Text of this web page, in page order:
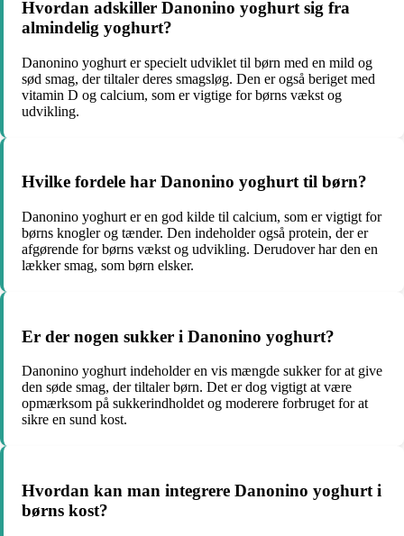
Hvordan adskiller Danonino yoghurt sig fra
almindelig yoghurt?
Danonino yoghurt er specielt udviklet til børn med en mild og
sød smag, der tiltaler deres smagsløg. Den er også beriget med
vitamin D og calcium, som er vigtige for børns vækst og
udvikling.
Hvilke fordele har Danonino yoghurt til børn?
Danonino yoghurt er en god kilde til calcium, som er vigtigt for
børns knogler og tænder. Den indeholder også protein, der er
afgørende for børns vækst og udvikling. Derudover har den en
lækker smag, som børn elsker.
Er der nogen sukker i Danonino yoghurt?
Danonino yoghurt indeholder en vis mængde sukker for at give
den søde smag, der tiltaler børn. Det er dog vigtigt at være
opmærksom på sukkerindholdet og moderere forbruget for at
sikre en sund kost.
Hvordan kan man integrere Danonino yoghurt i
børns kost?